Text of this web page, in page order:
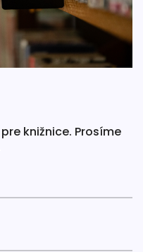
knižnice. Prosíme